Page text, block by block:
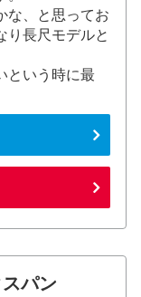
な、と思ってお
り長尺モデルと
という時に最
パン